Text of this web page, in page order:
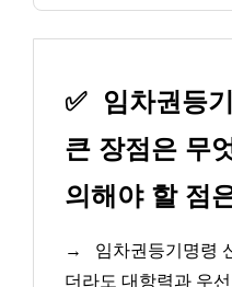
✅
임차권등
큰 장점은 무
의해야 할 점
→
임차권등기명령
더라도 대항력과 우